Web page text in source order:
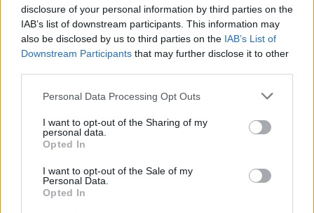
disclosure of your personal information by third parties on the
IAB’s list of downstream participants. This information may
also be disclosed by us to third parties on the IAB’s List of
Downstream Participants that may further disclose it to other
Please note that this website/app uses one or more Google
not limited to your visit or usage behaviour. You may click to
grant or deny consent to Google and its third-party tags to
use your data for below specified purposes in below Google
consent section.
Personal Data Processing Opt Outs
I want to opt-out of the Sharing of my
personal data.
Opted In
I want to opt-out of the Sale of my
Personal Data.
Opted In
gyermekgyógyász és
professzor, aki
előszeretettel
hangsúlyozza a
védőnők és
gyermekorvosok közötti együttműködés fontosságát. A
egészségének megőrzésében, míg a gyermekorvosokhoz a
családok főként egészségügyi problémákkal fordulnak. Az
hogy hatékonyan támogathassák a gyermekek egészséges
fejlődését, miközben képesek felismerni a fejlődési eltéréseket